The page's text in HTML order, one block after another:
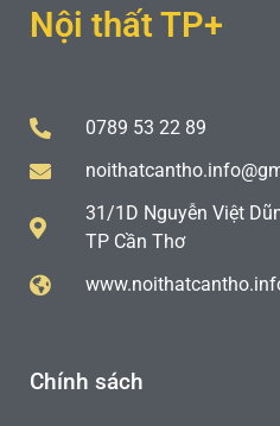
Nội thất TP+
0789 53 22 89
31/1D Nguyễn Việt
TP Cần Thơ
Chính sách